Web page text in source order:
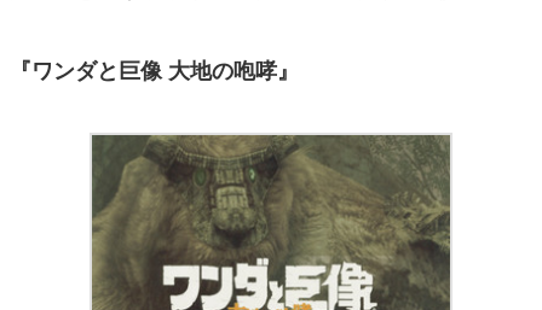
『ワンダと巨像 大地の咆哮』